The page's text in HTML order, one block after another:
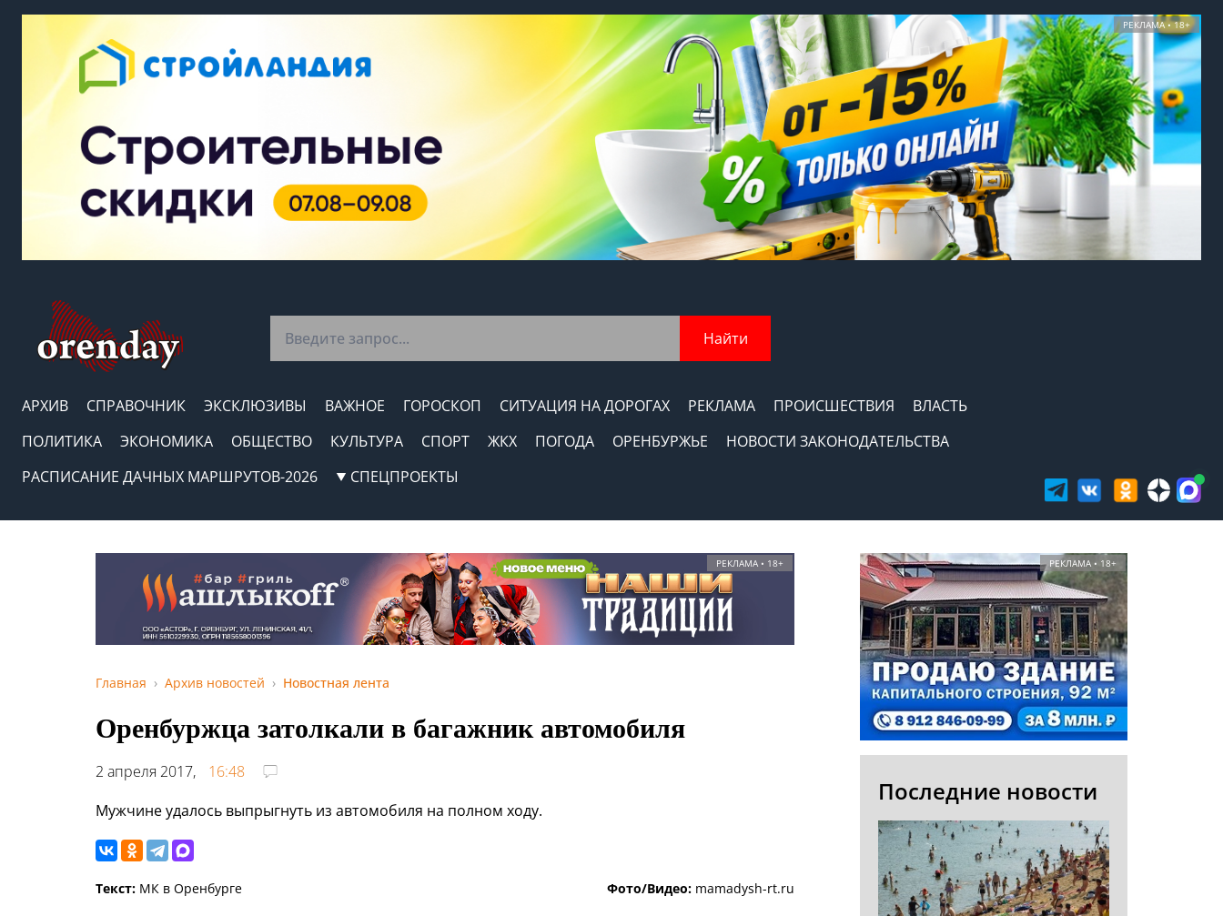
РЕКЛАМА • 18+
Найти
АРХИВ СПРАВОЧНИК ЭКСКЛЮЗИВЫ ВАЖНОЕ ГОРОСКОП СИТУАЦИЯ НА ДОРОГАХ РЕКЛАМА ПРОИСШЕСТВИЯ
ВЛАСТЬ
ПОЛИТИКА
ЭКОНОМИКА ОБЩЕСТВО КУЛЬТУРА СПОРТ ЖКХ ПОГОДА ОРЕНБУРЖЬЕ
НОВОСТИ ЗАКОНОДАТЕЛЬСТВА
РАСПИСАНИЕ ДАЧНЫХ МАРШРУТОВ-2026
СПЕЦПРОЕКТЫ
РЕКЛАМА • 18+
Главная Архив новостей Новостная лента
Оренбуржца затолкали в багажник автомобиля
2 апреля 2017,
16:48
Мужчине удалось выпрыгнуть из автомобиля на полном ходу.
Текст: МК в Оренбурге Фото/Видео: mamadysh-rt.ru
РЕКЛАМА • 18+
Последние новости